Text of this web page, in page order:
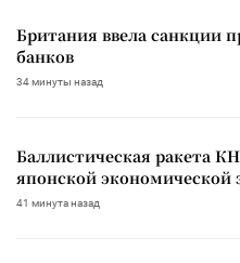
Британия ввела санкции
банков
34 минуты назад
Баллистическая ракета
японской экономической
41 минута назад